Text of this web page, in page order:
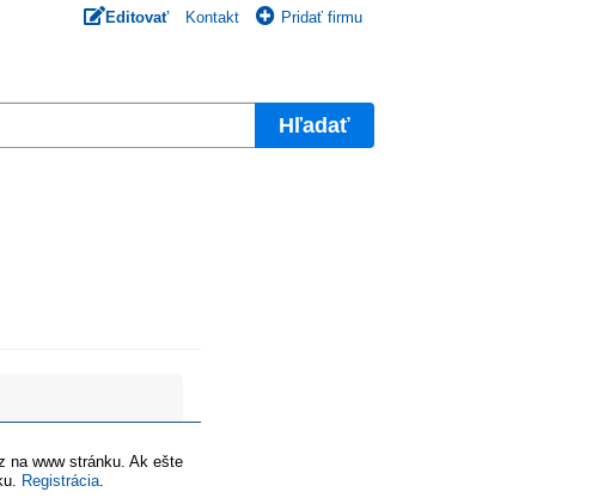
Editovať Kontakt Pridať firmu
Hľadať
na www stránku. Ak ešte
Registrácia